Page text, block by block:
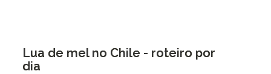
Lua de mel no Chile - roteiro por
dia